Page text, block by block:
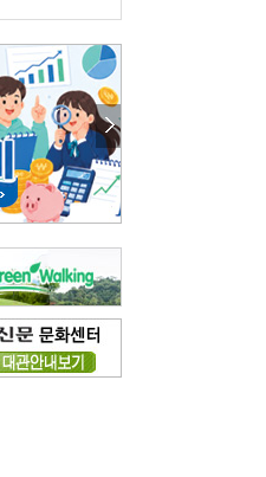
‘스파이더맨’ 개봉 5일 만에 300만 돌풍…박스오피스·예매율 동시 1위
‘호프’ 개봉 11일 만에 관객 300만…‘스파이더맨’ 예매율 68.8% 1위
6월 24일)
6월 23일)
입추 지났는데도 덥다며 신유안에게 보낸 박규수의 편지